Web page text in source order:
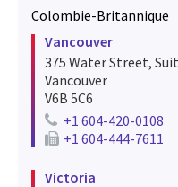
Colombie-Britannique
Vancouver
375 Water Street,
Vancouver
V6B 5C6
+1 604-420-0108
Telephone number
+1 604-444-7611
Victoria